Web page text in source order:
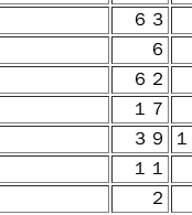
６３
６
６２
１７
３９
１１
２